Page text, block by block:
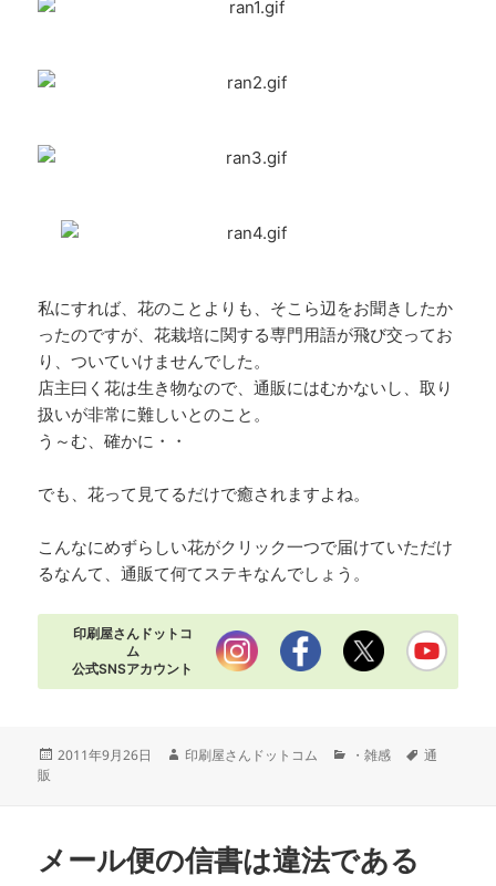
私にすれば、花のことよりも、そこら辺をお聞きしたか
ったのですが、花栽培に関する専門用語が飛び交ってお
り、ついていけませんでした。
店主曰く花は生き物なので、通販にはむかないし、取り
扱いが非常に難しいとのこと。
う～む、確かに・・
でも、花って見てるだけで癒されますよね。
こんなにめずらしい花がクリック一つで届けていただけ
るなんて、通販て何てステキなんでしょう。
印刷屋さんドットコ
ム
公式SNSアカウント
投
2011年9月26日
作
印刷屋さんドットコム
カ・雑感
タ
通
販
メール便の信書は違法である